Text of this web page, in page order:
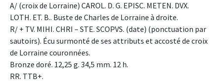
A/ (croix de Lorraine) CAROL. D. G. EPISC. METEN. DVX.
LOTH. ET. B.. Buste de Charles de Lorraine à droite.
R/ + TV. MIHI. CHRI – STE. SCOPVS. (date) (ponctuation par
sautoirs). Écu surmonté de ses attributs et accosté de croix
de Lorraine couronnées.
Bronze doré. 12,25 g. 34,5 mm. 12 h.
RR. TTB+.